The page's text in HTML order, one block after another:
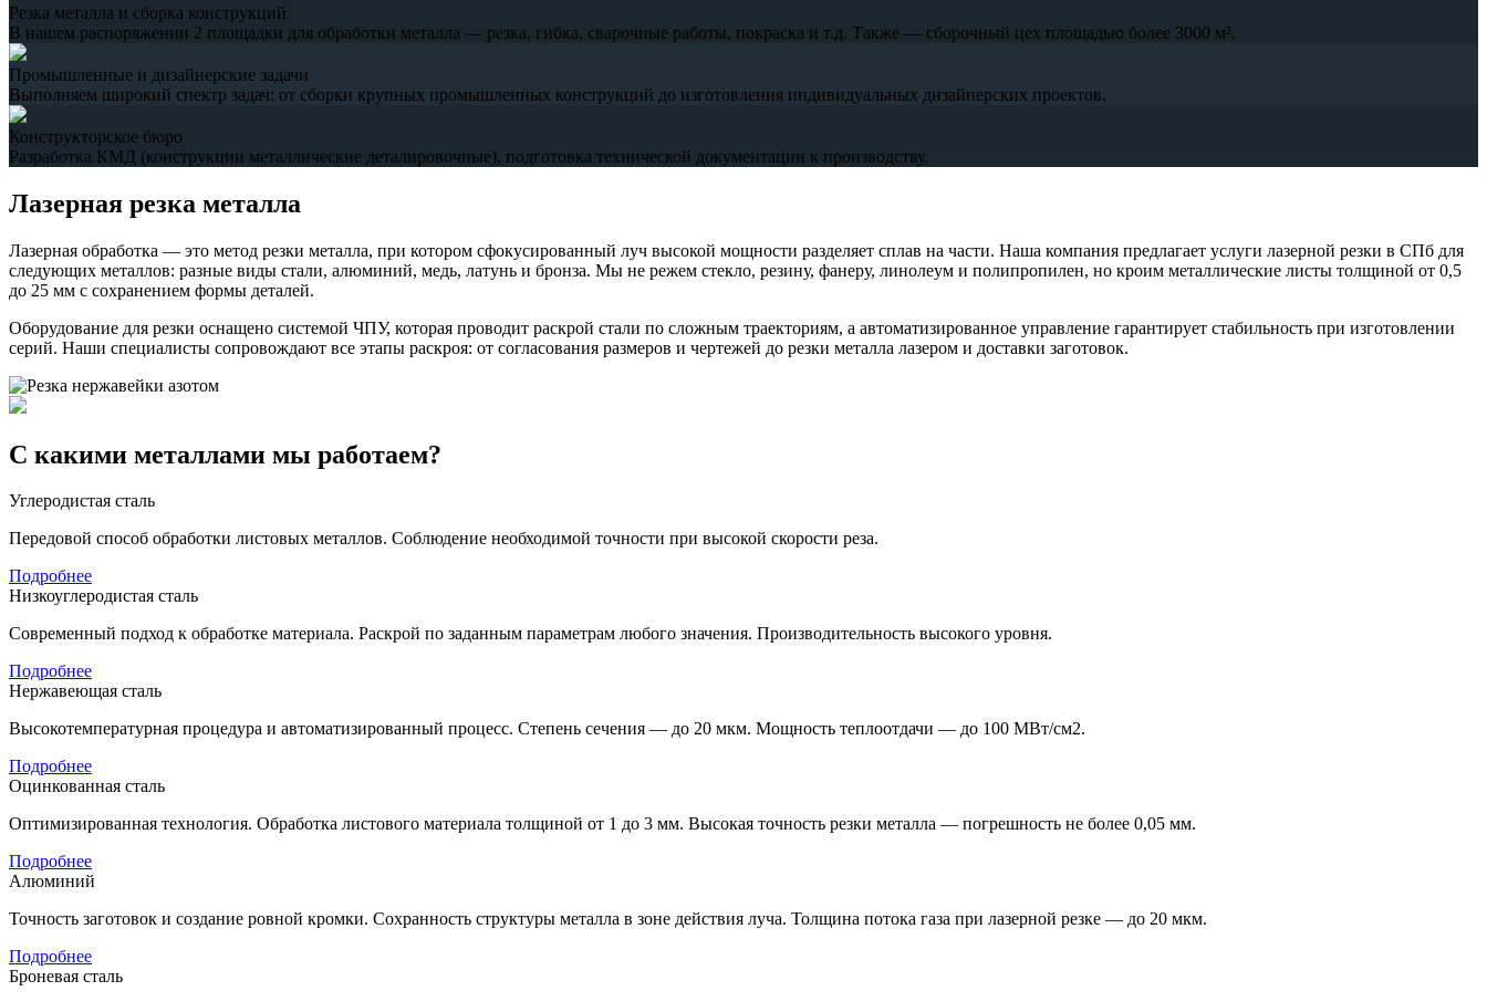
Резка металла и сборка конструкций
В нашем распоряжении 2 площадки для обработки металла — резка, гибка, сварочные работы, покраска и т.д. Также — сборочный цех площадью более 3000 м².
Промышленные и дизайнерские задачи
Выполняем широкий спектр задач: от сборки крупных промышленных конструкций до изготовления индивидуальных дизайнерских проектов.
Конструкторское бюро
Разработка КМД (конструкции металлические деталировочные), подготовка технической документации к производству.
Лазерная резка металла
Лазерная обработка — это метод резки металла, при котором сфокусированный луч высокой мощности разделяет сплав на части. Наша компания предлагает услуги лазерной резки в СПб для
следующих металлов: разные виды стали, алюминий, медь, латунь и бронза. Мы не режем стекло, резину, фанеру, линолеум и полипропилен, но кроим металлические листы толщиной от 0,5
до 25 мм с сохранением формы деталей.
Оборудование для резки оснащено системой ЧПУ, которая проводит раскрой стали по сложным траекториям, а автоматизированное управление гарантирует стабильность при изготовлении
серий. Наши специалисты сопровождают все этапы раскроя: от согласования размеров и чертежей до резки металла лазером и доставки заготовок.
С какими металлами мы работаем?
Углеродистая сталь
Передовой способ обработки листовых металлов. Соблюдение необходимой точности при высокой скорости реза.
Подробнее
Низкоуглеродистая сталь
Современный подход к обработке материала. Раскрой по заданным параметрам любого значения. Производительность высокого уровня.
Подробнее
Нержавеющая сталь
Высокотемпературная процедура и автоматизированный процесс. Степень сечения — до 20 мкм. Мощность теплоотдачи — до 100 МВт/см2.
Подробнее
Оцинкованная сталь
Оптимизированная технология. Обработка листового материала толщиной от 1 до 3 мм. Высокая точность резки металла — погрешность не более 0,05 мм.
Подробнее
Алюминий
Точность заготовок и создание ровной кромки. Сохранность структуры металла в зоне действия луча. Толщина потока газа при лазерной резке — до 20 мкм.
Подробнее
Броневая сталь